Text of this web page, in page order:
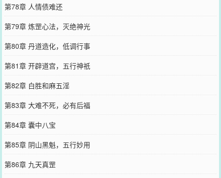
第78章 人情债难还
第79章 炼罡心法，灭绝神光
第80章 丹道造化，低调行事
第81章 开辟道宫，五行神祇
第82章 白胜和麻五淫
第83章 大难不死，必有后福
第84章 囊中八宝
第85章 阴山黑魁，五行妙用
第86章 九天真罡